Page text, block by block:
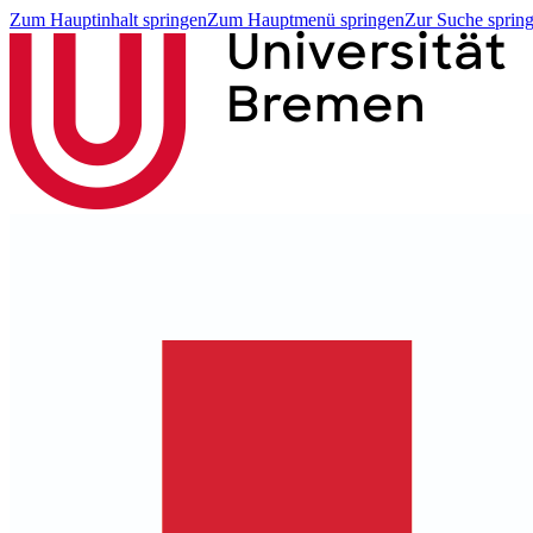
Zum Hauptinhalt springenZum Hauptmenü springenZur Suche